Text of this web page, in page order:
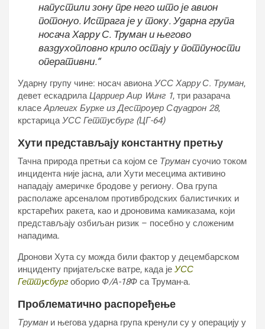
напустили зону пре него што је авион
потонуо. Истрага је у току. Ударна група
носача Харрy С. Труман и његово
ваздухопловно крило остају у потпуности
оперативни.“
Ударну групу чине: носач авионаУСС Харрy С. Труман,
девет ескадрилаЦарриер Аир Wинг 1, три разарача
класеАрлеигх Бурке из Дестроyер Сqуадрон 28,
крстарицаУСС Геттyсбург (ЦГ-64)
Хути представљају константну претњу
Тачна природа претњи са којом се Труман суочио током
инцидента није јасна, али Хути месецима активино
нападају америчке бродове у региону. Ова група
располаже арсеналом противбродских балистичких и
крстарећих ракета, као и дроновима камиказама, који
представљају озбиљан ризик – посебно у сложеним
нападима.
Дронови Хута су можда били фактор у децембарском
инциденту пријатељске ватре, када је УСС
Геттyсбург оборио Ф/А-18Ф са Труман-а.
Проблематично распоређење
Труман и његова ударна група кренули су у операцију у